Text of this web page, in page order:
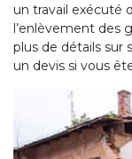
un travail exécuté
l’enlèvement des
plus de détails sur
un devis si vous